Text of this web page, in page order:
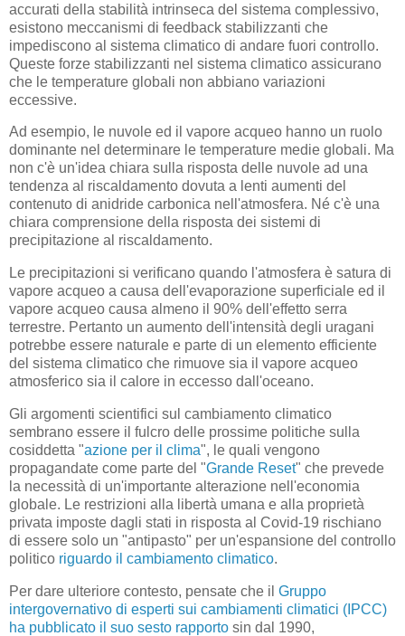
accurati della stabilità intrinseca del sistema complessivo,
esistono meccanismi di feedback stabilizzanti che
impediscono al sistema climatico di andare fuori controllo.
Queste forze stabilizzanti nel sistema climatico assicurano
che le temperature globali non abbiano variazioni
eccessive.
Ad esempio, le nuvole ed il vapore acqueo hanno un ruolo
dominante nel determinare le temperature medie globali. Ma
non c'è un'idea chiara sulla risposta delle nuvole ad una
tendenza al riscaldamento dovuta a lenti aumenti del
contenuto di anidride carbonica nell'atmosfera. Né c'è una
chiara comprensione della risposta dei sistemi di
precipitazione al riscaldamento.
Le precipitazioni si verificano quando l'atmosfera è satura di
vapore acqueo a causa dell'evaporazione superficiale ed il
vapore acqueo causa almeno il 90% dell'effetto serra
terrestre. Pertanto un aumento dell'intensità degli uragani
potrebbe essere naturale e parte di un elemento efficiente
del sistema climatico che rimuove sia il vapore acqueo
atmosferico sia il calore in eccesso dall'oceano.
Gli argomenti scientifici sul cambiamento climatico
sembrano essere il fulcro delle prossime politiche sulla
cosiddetta "azione per il clima", le quali vengono
propagandate come parte del "Grande Reset" che prevede
la necessità di un'importante alterazione nell'economia
globale. Le restrizioni alla libertà umana e alla proprietà
privata imposte dagli stati in risposta al Covid-19 rischiano
di essere solo un "antipasto" per un'espansione del controllo
politico riguardo il cambiamento climatico.
Per dare ulteriore contesto, pensate che il Gruppo
intergovernativo di esperti sui cambiamenti climatici (IPCC)
ha pubblicato il suo sesto rapporto sin dal 1990,